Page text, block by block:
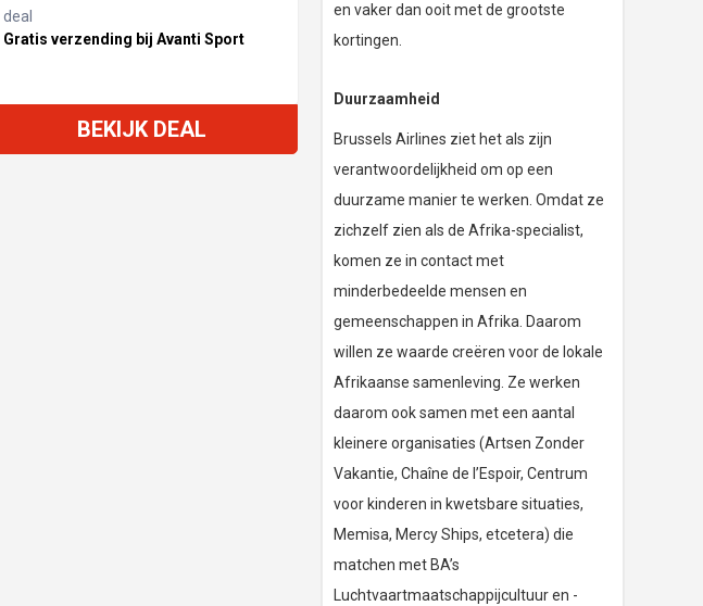
deal
Gratis verzending bij Avanti Sport
BEKIJK DEAL
en vaker dan ooit met de grootste
kortingen.
Duurzaamheid
Brussels Airlines ziet het als zijn
verantwoordelijkheid om op een
duurzame manier te werken. Omdat ze
zichzelf zien als de Afrika-specialist,
komen ze in contact met
minderbedeelde mensen en
gemeenschappen in Afrika. Daarom
willen ze waarde creëren voor de lokale
Afrikaanse samenleving. Ze werken
daarom ook samen met een aantal
kleinere organisaties (Artsen Zonder
Vakantie, Chaîne de l’Espoir, Centrum
voor kinderen in kwetsbare situaties,
Memisa, Mercy Ships, etcetera) die
matchen met BA’s
Luchtvaartmaatschappijcultuur en -